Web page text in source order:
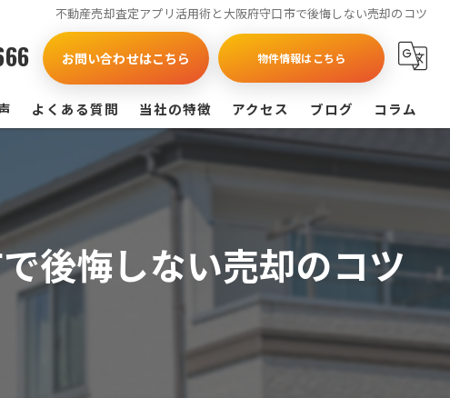
不動産売却査定アプリ活用術と大阪府守口市で後悔しない売却のコツ
お問い合わせはこちら 物件情報はこちら
よくある質問 当社の特徴
買取
戸建て
マンション
アクセス ブログ コラム
後悔しない売却のコツ